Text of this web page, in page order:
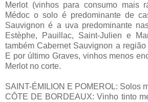
Merlot (vinhos para consumo mais
Médoc o solo é predominante de
Sauvignon é a uva predominante
Estèphe, Pauillac, Saint-Julien e
também Cabernet Sauvignon a
E por último Graves, vinhos menos
Merlot no corte.
SAINT-ÉMILION E POMEROL: Solos
CÔTE DE BORDEAUX: Vinho tinto